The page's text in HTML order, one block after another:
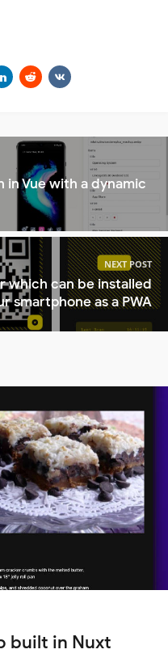
Vue with a dynamic
NEXT POST
which can be installed
smartphone as a PWA
built in Nuxt